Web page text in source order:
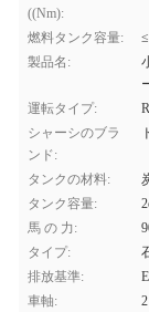
((Nm):
燃料タンク容量:
製品名:
運転タイプ:
シャーシのブラ
ンド:
タンクの材料:
タンク容量:
馬 の 力:
タイプ:
排放基準:
車軸:
2